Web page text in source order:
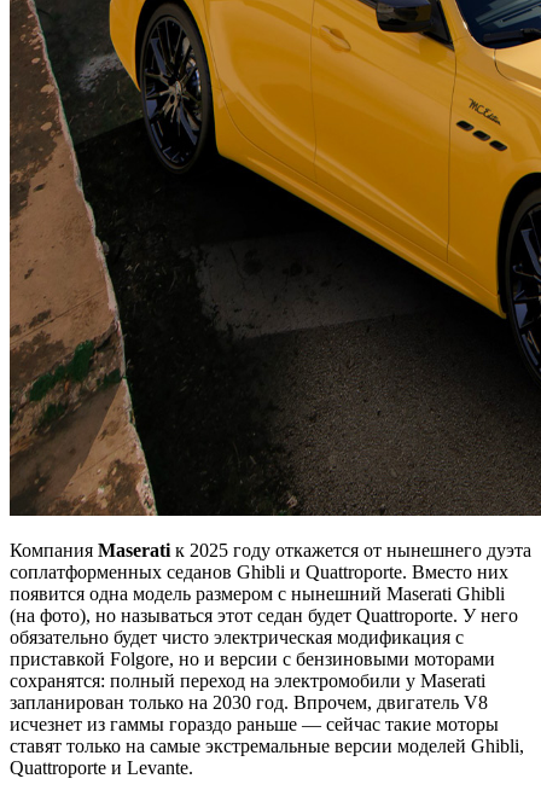
Компания Maserati к 2025 году откажется от нынешнего дуэта
соплатформенных седанов Ghibli и Quattroporte. Вместо них
появится одна модель размером с нынешний Maserati Ghibli
(на фото), но называться этот седан будет Quattroporte. У него
обязательно будет чисто электрическая модификация с
приставкой Folgore, но и версии с бензиновыми моторами
сохранятся: полный переход на электромобили у Maserati
запланирован только на 2030 год. Впрочем, двигатель V8
исчезнет из гаммы гораздо раньше — сейчас такие моторы
ставят только на самые экстремальные версии моделей Ghibli,
Quattroporte и Levante.